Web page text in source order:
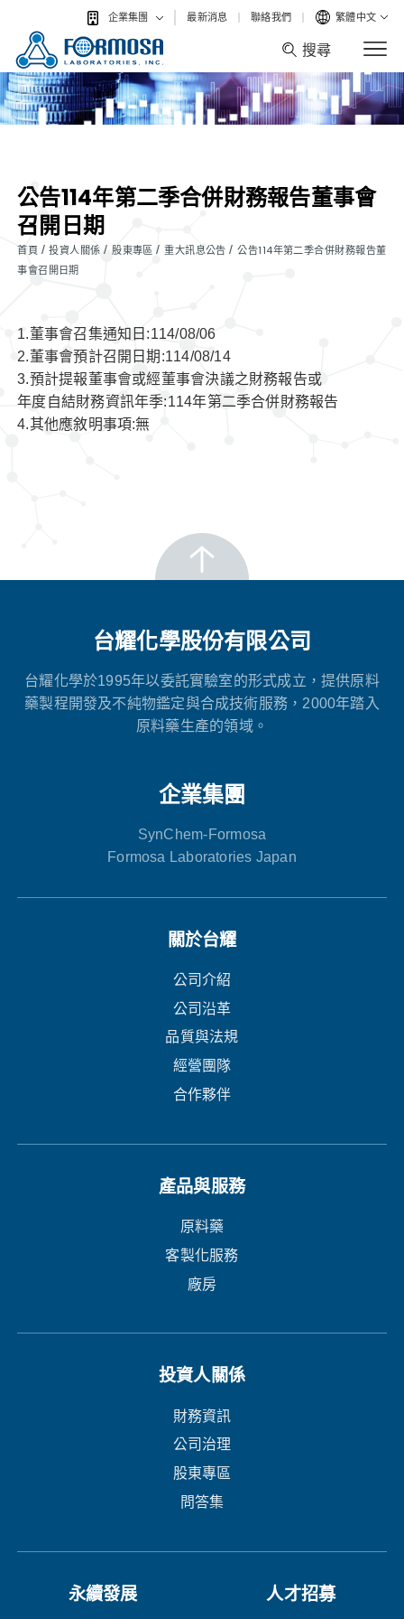
企業集團 最新消息 聯絡我們 繁體中文
搜尋
搜尋
公告114年第二季合併財務報告董事會
召開日期
首頁 / 投資人關係/ 股東專區/ 重大訊息公告/ 公告114年第二季合併財務報告董
事會召開日期
1.董事會召集通知日:114/08/06
2.董事會預計召開日期:114/08/14
3.預計提報董事會或經董事會決議之財務報告或
年度自結財務資訊年季:114年第二季合併財務報告
4.其他應敘明事項:無
台耀化學股份有限公司
台耀化學於1995年以委託實驗室的形式成立，提供原料
藥製程開發及不純物鑑定與合成技術服務，2000年踏入
原料藥生產的領域。
企業集團
SynChem-Formosa
Formosa Laboratories Japan
關於台耀
公司介紹
公司沿革
品質與法規
經營團隊
合作夥伴
產品與服務
原料藥
客製化服務
廠房
投資人關係
財務資訊
公司治理
股東專區
問答集
永續發展 人才招募